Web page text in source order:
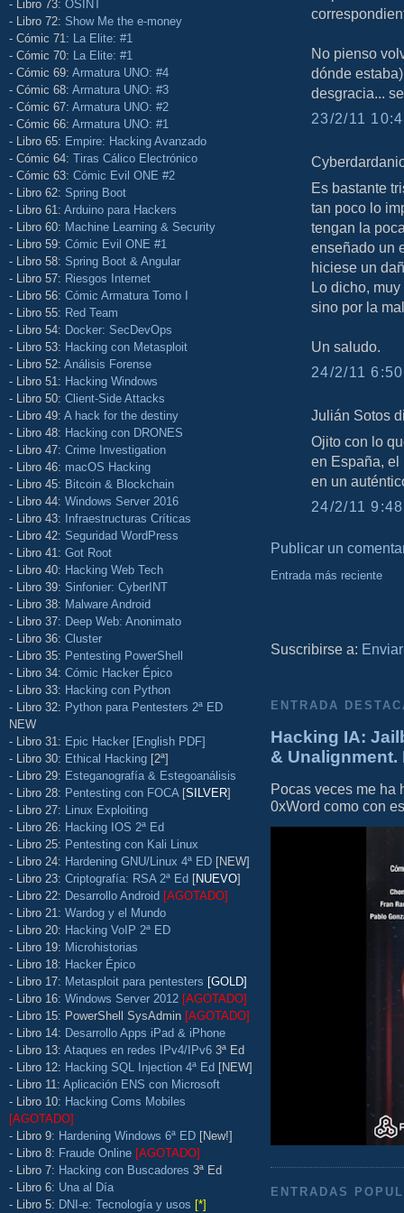
- Libro 73: OSINT
- Libro 72: Show Me the e-money
- Cómic 71: La Elite: #1
- Cómic 70: La Elite: #1
- Cómic 69: Armatura UNO: #4
- Cómic 68: Armatura UNO: #3
- Cómic 67: Armatura UNO: #2
- Cómic 66: Armatura UNO: #1
- Libro 65: Empire: Hacking Avanzado
- Cómic 64: Tiras Cálico Electrónico
- Cómic 63: Cómic Evil ONE #2
- Libro 62: Spring Boot
- Libro 61: Arduino para Hackers
- Libro 60: Machine Learning & Security
- Libro 59: Cómic Evil ONE #1
- Libro 58: Spring Boot & Angular
- Libro 57: Riesgos Internet
- Libro 56: Cómic Armatura Tomo I
- Libro 55: Red Team
- Libro 54: Docker: SecDevOps
- Libro 53: Hacking con Metasploit
- Libro 52: Análisis Forense
- Libro 51: Hacking Windows
- Libro 50: Client-Side Attacks
- Libro 49: A hack for the destiny
- Libro 48: Hacking con DRONES
- Libro 47: Crime Investigation
- Libro 46: macOS Hacking
- Libro 45: Bitcoin & Blockchain
- Libro 44: Windows Server 2016
- Libro 43: Infraestructuras Críticas
- Libro 42: Seguridad WordPress
- Libro 41: Got Root
- Libro 40: Hacking Web Tech
- Libro 39: Sinfonier: CyberINT
- Libro 38: Malware Android
- Libro 37: Deep Web: Anonimato
- Libro 36: Cluster
- Libro 35: Pentesting PowerShell
- Libro 34: Cómic Hacker Épico
- Libro 33: Hacking con Python
- Libro 32: Python para Pentesters 2ª ED
NEW
- Libro 31: Epic Hacker [English PDF]
- Libro 30: Ethical Hacking [2ª]
- Libro 29: Esteganografía & Estegoanálisis
- Libro 28: Pentesting con FOCA [SILVER]
- Libro 27: Linux Exploiting
- Libro 26: Hacking IOS 2ª Ed
- Libro 25: Pentesting con Kali Linux
- Libro 24: Hardening GNU/Linux 4ª ED [NEW]
- Libro 23: Criptografía: RSA 2ª Ed [NUEVO]
- Libro 22: Desarrollo Android [AGOTADO]
- Libro 21: Wardog y el Mundo
- Libro 20: Hacking VoIP 2ª ED
- Libro 19: Microhistorias
- Libro 18: Hacker Épico
- Libro 17: Metasploit para pentesters [GOLD]
- Libro 16: Windows Server 2012 [AGOTADO]
- Libro 15: PowerShell SysAdmin [AGOTADO]
- Libro 14: Desarrollo Apps iPad & iPhone
- Libro 13: Ataques en redes IPv4/IPv6 3ª Ed
- Libro 12: Hacking SQL Injection 4ª Ed [NEW]
- Libro 11: Aplicación ENS con Microsoft
- Libro 10: Hacking Coms Mobiles
[AGOTADO]
- Libro 9: Hardening Windows 6ª ED [New!]
- Libro 8: Fraude Online [AGOTADO]
- Libro 7: Hacking con Buscadores 3ª Ed
- Libro 6: Una al Día
- Libro 5: DNI-e: Tecnología y usos [*]
No pienso
dónde
desgracia...
23/2/11
Es bastante
tan poco lo
tengan la
enseñado un
hiciese un
Lo dicho,
sino por la
Un saludo.
24/2/11
Julián Sotos
Ojito con lo
en España, el
en un
24/2/11
Publicar un
Entrada más reciente
Suscribirse a:
ENTRADA
Hacking IA:
&
Pocas veces me ha
0xWord como con
ENTRADAS